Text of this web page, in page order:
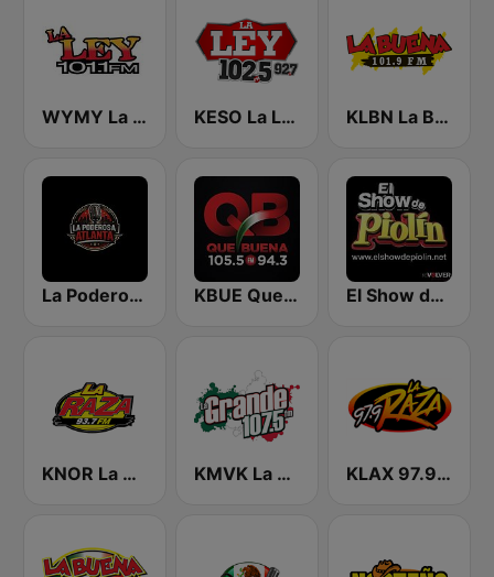
WYMY La Ley 101.1 FM KESO La Ley 102.5 and 92.7 FM KLBN La Buena 101.9 FM
La Poderosa Atlanta KBUE Que Buena 105.5 / 94.3 FM (US Only) El Show de Piolín
KNOR La Raza 93.7 (US Only) KMVK La Grande 107.5 FM KLAX 97.9 La Raza FM